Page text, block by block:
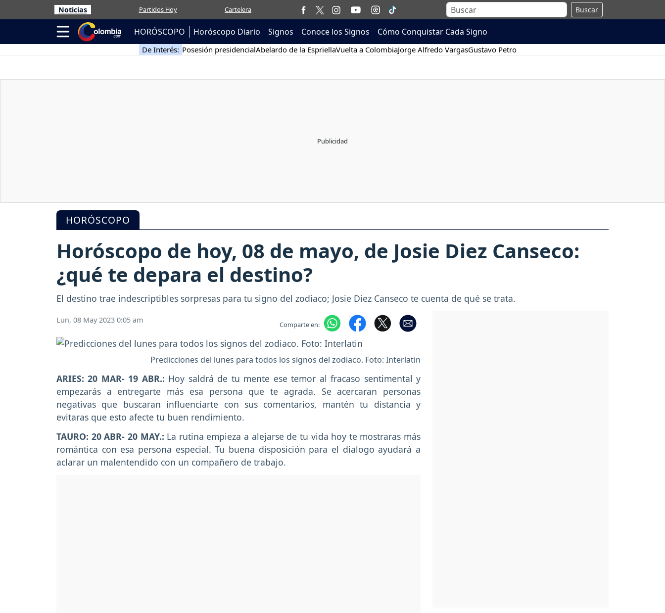
Noticias Partidos Hoy Cartelera Buscar
HORÓSCOPO Horóscopo Diario Signos Conoce los Signos Cómo Conquistar Cada Signo
De Interés: Posesión presidencialAbelardo de la EspriellaVuelta a ColombiaJorge Alfredo VargasGustavo Petro
HORÓSCOPO
Horóscopo de hoy, 08 de mayo, de Josie Diez Canseco:
¿qué te depara el destino?
El destino trae indescriptibles sorpresas para tu signo del zodiaco; Josie Diez Canseco te cuenta de qué se trata.
Lun, 08 May 2023 0:05 am Comparte en:
Predicciones del lunes para todos los signos del zodiaco. Foto: Interlatin
ARIES: 20 MAR- 19 ABR.: Hoy saldrá de tu mente ese temor al fracaso sentimental y
empezarás a entregarte más esa persona que te agrada. Se acercaran personas
negativas que buscaran influenciarte con sus comentarios, mantén tu distancia y
evitaras que esto afecte tu buen rendimiento.
TAURO: 20 ABR- 20 MAY.: La rutina empieza a alejarse de tu vida hoy te mostraras más
romántica con esa persona especial. Tu buena disposición para el dialogo ayudará a
aclarar un malentendido con un compañero de trabajo.